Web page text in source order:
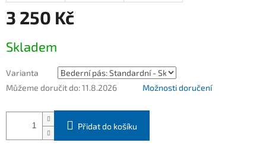
3 250 Kč
cena:
Skladem
Varianta
Můžeme doručit do:11.8.2026 Možnosti doručení
Přidat do košíku